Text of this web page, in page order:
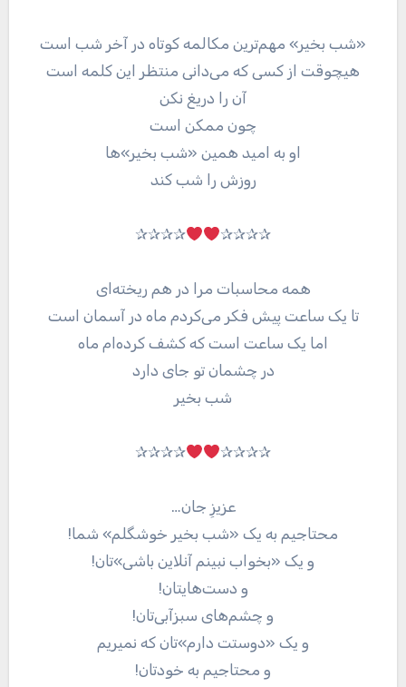
«شب بخیر» مهم‌ترین مکالمه کوتاه در آخر شب است
هیچوقت از کسی که می‌دانی منتظر این کلمه است
آن را دریغ نکن
چون ممکن است
او به امید همین «شب بخیر»ها
روزش را شب کند
✰✰✰✰
✰✰✰✰
همه محاسبات مرا در هم ریخته‌ای
تا یک ساعت پیش فکر می‌کردم ماه در آسمان است
اما یک ساعت است که کشف کرده‌ام ماه
در چشمان تو جای دارد
شب بخیر
✰✰✰✰
✰✰✰✰
عزیزِ جان…
محتاجیم به یک «شب بخیر خوشگلم» شما!
و یک «بخواب نبینم آنلاین باشی»تان!
و دست‌هایتان!
و چشم‌های سبزآبی‌تان!
و یک «دوستت دارم»تان که نمیریم
و محتاجیم به خودتان!